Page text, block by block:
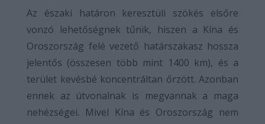
Az északi határon keresztüli szökés elsőre
vonzó lehetőségnek tűnik, hiszen a Kína és
Oroszország felé vezető határszakasz hossza
jelentős (összesen több mint 1400 km), és a
terület kevésbé koncentráltan őrzött. Azonban
ennek az útvonalnak is megvannak a maga
nehézségei. Mivel Kína és Oroszország nem